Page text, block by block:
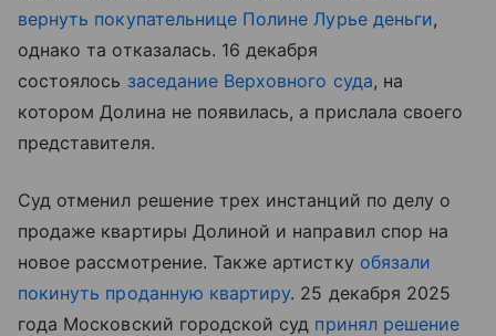
вернуть покупательнице Полине Лурье деньги,
однако та отказалась. 16 декабря
состоялось заседание Верховного суда, на
котором Долина не появилась, а прислала своего
представителя.
Суд отменил решение трех инстанций по делу о
продаже квартиры Долиной и направил спор на
новое рассмотрение. Также артистку обязали
покинуть проданную квартиру. 25 декабря 2025
года Московский городской суд принял решение